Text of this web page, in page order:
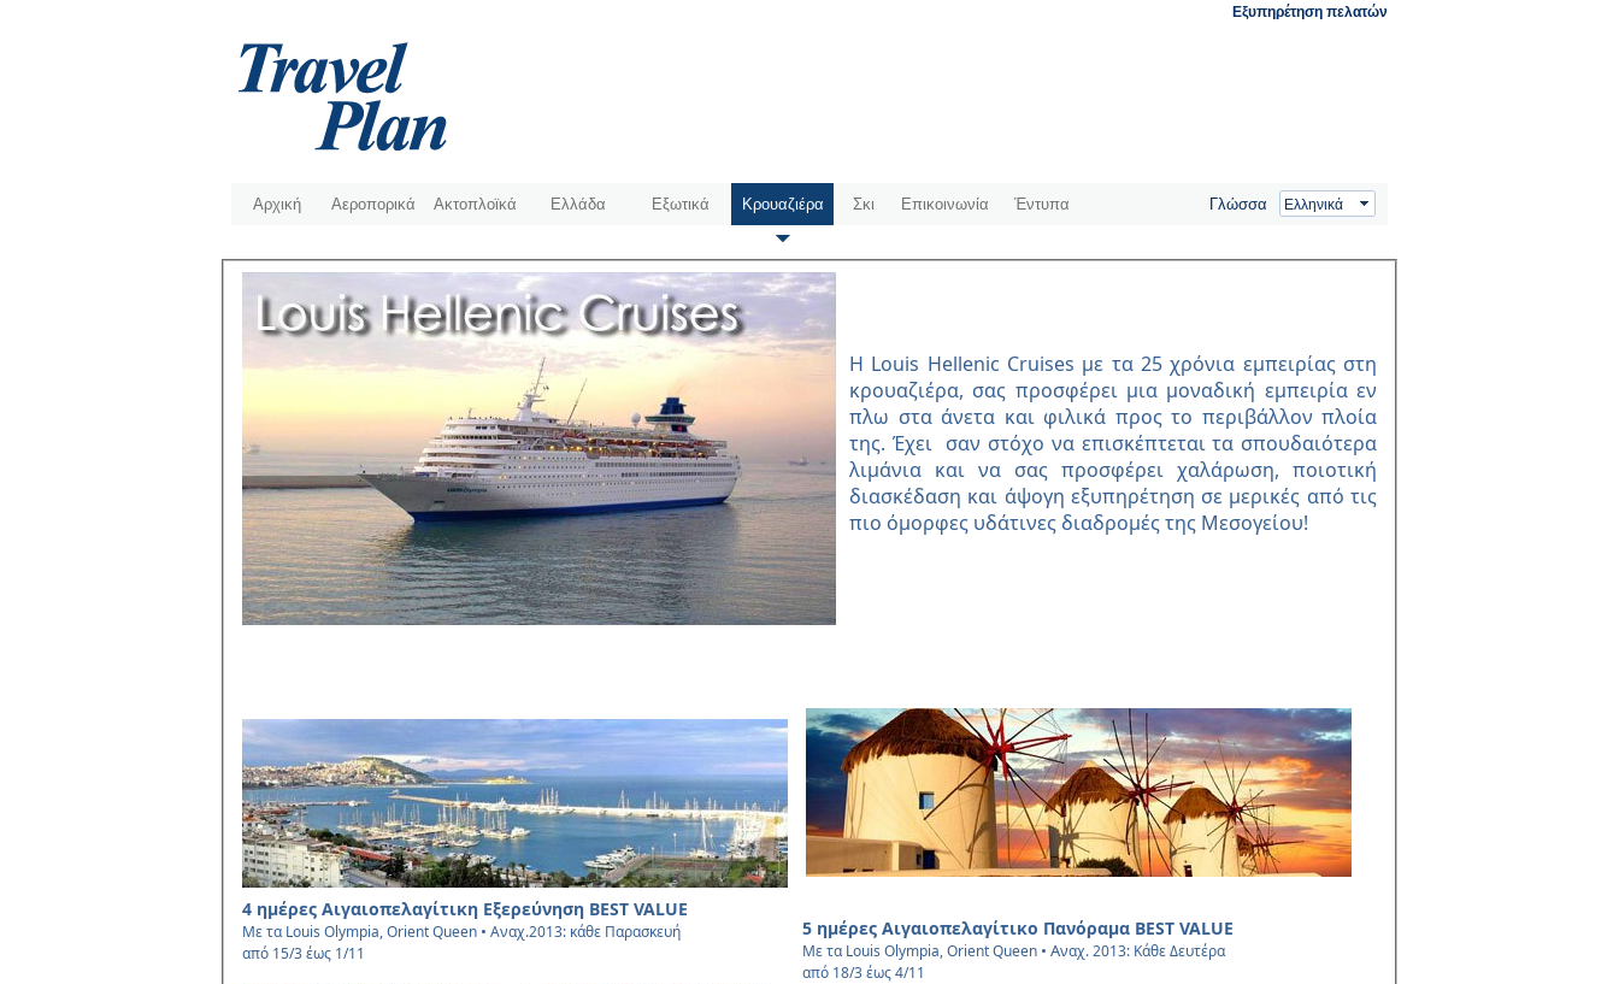
Εξυπηρέτηση πελατών
Αρχική Αεροπορικά Ακτοπλοϊκά Ελλάδα Εξωτικά Κρουαζιέρα Σκι Επικοινωνία Έντυπα Γλώσσα
Η Louis Hellenic Cruises µε τα 25 χρόνια εµπειρίας στη
κρουαζιέρα, σας προσφέρει µια µοναδική εµπειρία εν
πλω στα άνετα και φιλικά προς το περιβάλλον πλοία
της. Έχει σαν στόχο να επισκέπτεται τα σπουδαιότερα
λιµάνια και να σας προσφέρει χαλάρωση, ποιοτική
διασκέδαση και άψογη εξυπηρέτηση σε µερικές από τις
πιο όµορφες υδάτινες διαδροµές της Μεσογείου!
4 ημέρες Αιγαιοπελαγίτικη Εξερεύνηση BEST VALUE
Με τα Louis Olympia, Orient Queen • Aναχ.2013: κάθε Παρασκευή
από 15/3 έως 1/11
5 ημέρες Αιγαιοπελαγίτικο Πανόραμα BEST VALUE
Με τα Louis Olympia, Orient Queen • Aναχ. 2013: Κάθε Δευτέρα
από 18/3 έως 4/11